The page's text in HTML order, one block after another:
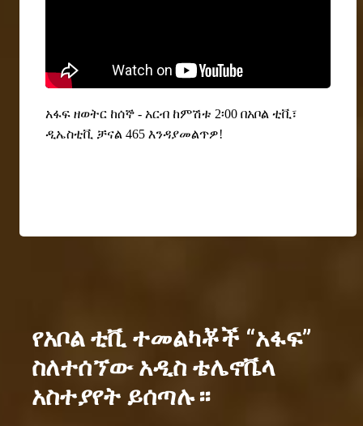
አፋፍ ዘወትር ከሰኞ - አርብ ከምሽቱ 2፡00 በአቦል ቲቪ፣
ዲኤስቲቪ ቻናል 465 እንዳያመልጥዎ!
የአቦል ቲቪ ተመልካቾች “አፋፍ”
ስለተሰኘው አዲስ ቴሌኖቬላ
አስተያየት ይሰጣሉ።